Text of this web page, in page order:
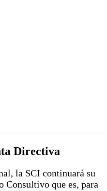
Directiva
la SCI continuará su
Consultivo que es, para